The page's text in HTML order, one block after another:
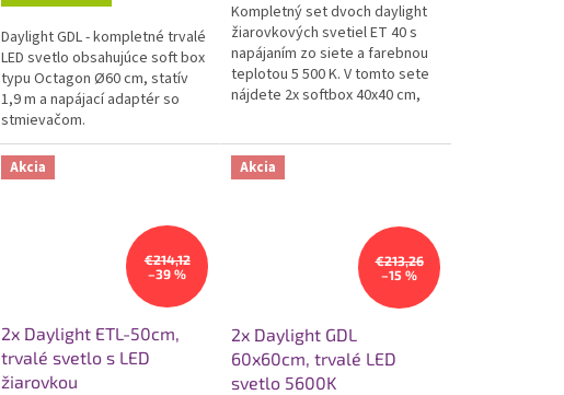
Daylight GDL - kompletné trvalé
LED svetlo obsahujúce soft box
typu Octagon Ø60 cm, statív
1,9 m a napájací adaptér so
stmievačom.
Kompletný set dvoch daylight
žiarovkových svetiel ET 40 s
napájaním zo siete a farebnou
teplotou 5 500 K. V tomto sete
nájdete 2x softbox 40x40 cm,
Akcia
€214,12
–39 %
2x Daylight ETL-50cm,
trvalé svetlo s LED
žiarovkou
Akcia
€213,26
–15 %
2x Daylight GDL
60x60cm, trvalé LED
svetlo 5600K